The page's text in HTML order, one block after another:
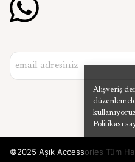
Alışveriş
Politikası
©2025 Aşık Accessories Tüm